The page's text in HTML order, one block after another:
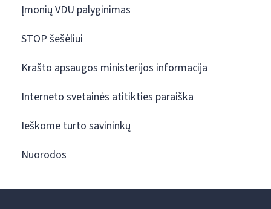
Įmonių VDU palyginimas
STOP šešėliui
Krašto apsaugos ministerijos informacija
Interneto svetainės atitikties paraiška
Ieškome turto savininkų
Nuorodos